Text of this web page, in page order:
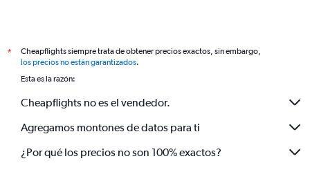
*
Cheapflights siempre trata de obtener precios exactos, sin embargo,
los precios no están garantizados.
Esta es la razón:
Cheapflights no es el vendedor.
Agregamos montones de datos para ti
¿Por qué los precios no son 100% exactos?